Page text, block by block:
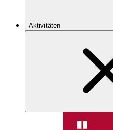
Aktivitäten